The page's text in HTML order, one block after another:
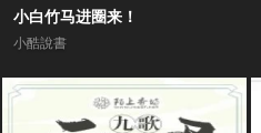
小白竹马进圈来！
小酷說書